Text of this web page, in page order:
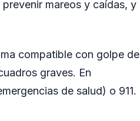
mareos y caídas, y
compatible con golpe de
graves. En
de salud) o 911.